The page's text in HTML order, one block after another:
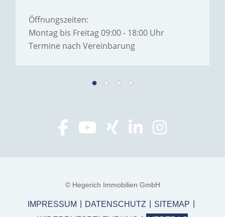
Öffnungszeiten:
Montag bis Freitag 09:00 - 18:00 Uhr
Termine nach Vereinbarung
© Hegerich Immobilien GmbH
IMPRESSUM DATENSCHUTZ
SITEMAP